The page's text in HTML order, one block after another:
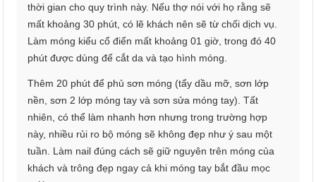
thời gian cho quy trình này. Nếu thợ nói với họ rằng sẽ
mất khoảng 30 phút, có lẽ khách nên sẽ từ chối dịch vụ.
Làm móng kiểu cổ điển mất khoảng 01 giờ, trong đó 40
phút được dùng để cắt da và tạo hình móng.
Thêm 20 phút để phủ sơn móng (tẩy dầu mỡ, sơn lớp
nền, sơn 2 lớp móng tay và sơn sửa móng tay). Tất
nhiên, có thể làm nhanh hơn nhưng trong trường hợp
này, nhiều rủi ro bộ móng sẽ không đẹp như ý sau một
tuần. Làm nail đúng cách sẽ giữ nguyên trên móng của
khách và trông đẹp ngay cả khi móng tay bắt đầu mọc